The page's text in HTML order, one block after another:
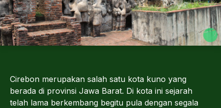
Cirebon merupakan salah satu kota kuno yang
berada di provinsi Jawa Barat. Di kota ini sejarah
telah lama berkembang begitu pula dengan segala